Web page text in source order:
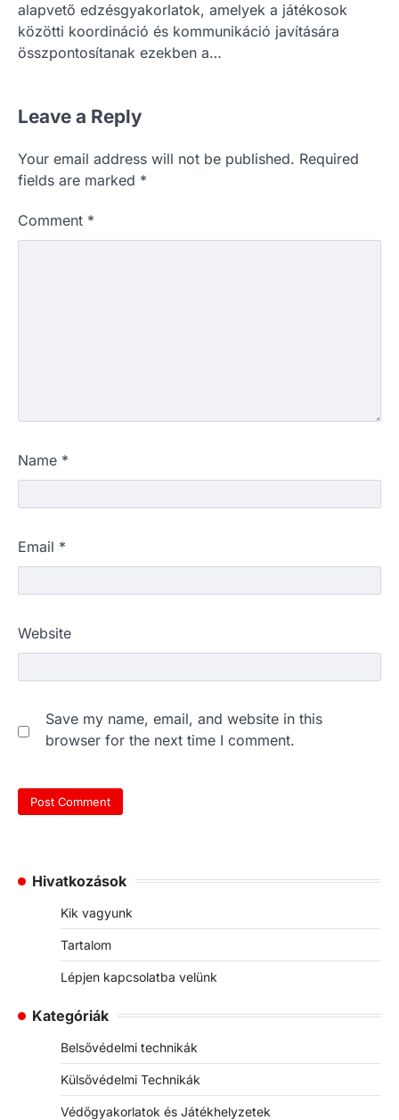
alapvető edzésgyakorlatok, amelyek a játékosok
közötti koordináció és kommunikáció javítására
összpontosítanak ezekben a…
Leave a Reply
Your email address will not be published. Required
fields are marked *
Comment *
Name *
Email *
Website
Save my name, email, and website in this
browser for the next time I comment.
Hivatkozások
Kik vagyunk
Tartalom
Lépjen kapcsolatba velünk
Kategóriák
Belsővédelmi technikák
Külsővédelmi Technikák
Védőgyakorlatok és Játékhelyzetek